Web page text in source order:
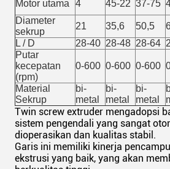
Motor utama 4 45-22 37-75
Diameter
sekrup
21 35,6 50,5
L / D
28-40 28-48 28-64
Putar
kecepatan
(rpm)
0-600 0-600 0-600
Material
Sekrup
bi-
metal
bi-
metal
bi-
metal
Twin screw extruder mengadopsi
sistem pengendali yang sangat
dioperasikan dan kualitas stabil.
Garis ini memiliki kinerja
ekstrusi yang baik, yang akan